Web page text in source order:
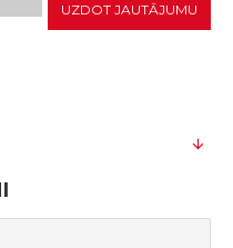
UZDOT JAUTĀJUMU